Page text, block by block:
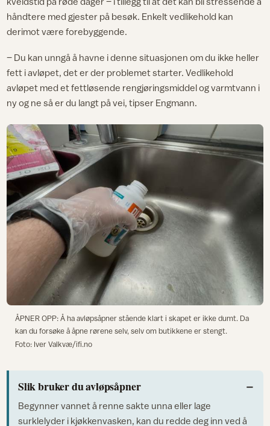
håndtere med gjester på besøk. Enkelt vedlikehold kan
derimot være forebyggende.
– Du kan unngå å havne i denne situasjonen om du ikke heller
fett i avløpet, det er der problemet starter. Vedlikehold
avløpet med et fettløsende rengjøringsmiddel og varmtvann i
ny og ne så er du langt på vei, tipser Engmann.
ÅPNER OPP: Å ha avløpsåpner stående klart i skapet er ikke dumt. Da
kan du forsøke å åpne rørene selv, selv om butikkene er stengt.
Foto: Iver Valkvæ/ifi.no
Slik bruker du avløpsåpner
Begynner vannet å renne sakte unna eller lage
surklelyder i kjøkkenvasken, kan du redde deg inn ved å